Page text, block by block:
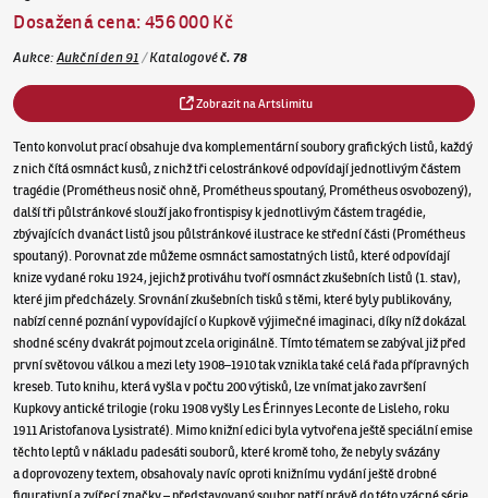
Dosažená cena:456 000 Kč
Aukce: Aukční den 91 /Katalogovéč.78
Zobrazit na Artslimitu
Tento konvolut prací obsahuje dva komplementární soubory grafických listů, každý
z nich čítá osmnáct kusů, z nichž tři celostránkové odpovídají jednotlivým částem
tragédie (Prométheus nosič ohně, Prométheus spoutaný, Prométheus osvobozený),
další tři půlstránkové slouží jako frontispisy k jednotlivým částem tragédie,
zbývajících dvanáct listů jsou půlstránkové ilustrace ke střední části (Prométheus
spoutaný). Porovnat zde můžeme osmnáct samostatných listů, které odpovídají
knize vydané roku 1924, jejichž protiváhu tvoří osmnáct zkušebních listů (1. stav),
které jim předcházely. Srovnání zkušebních tisků s těmi, které byly publikovány,
nabízí cenné poznání vypovídající o Kupkově výjimečné imaginaci, díky níž dokázal
shodné scény dvakrát pojmout zcela originálně. Tímto tématem se zabýval již před
první světovou válkou a mezi lety 1908–1910 tak vznikla také celá řada přípravných
kreseb. Tuto knihu, která vyšla v počtu 200 výtisků, lze vnímat jako završení
Kupkovy antické trilogie (roku 1908 vyšly Les Érinnyes Leconte de Lisleho, roku
1911 Aristofanova Lysistraté). Mimo knižní edici byla vytvořena ještě speciální emise
těchto leptů v nákladu padesáti souborů, které kromě toho, že nebyly svázány
a doprovozeny textem, obsahovaly navíc oproti knižnímu vydání ještě drobné